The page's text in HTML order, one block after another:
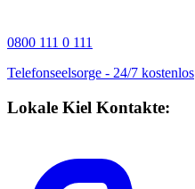
0800 111 0 111
Telefonseelsorge - 24/7 kostenlos
Lokale Kiel Kontakte: